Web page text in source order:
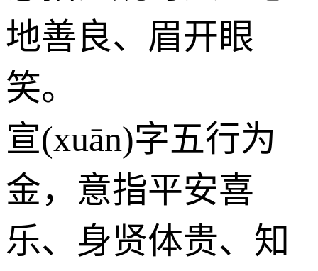
地善良、眉开眼
笑。
宣(xuān)字五行为
金，意指平安喜
乐、身贤体贵、知